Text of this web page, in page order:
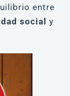
entre
social y